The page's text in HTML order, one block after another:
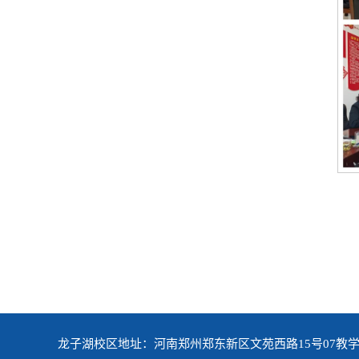
龙子湖校区地址：河南郑州郑东新区文苑西路15号07教